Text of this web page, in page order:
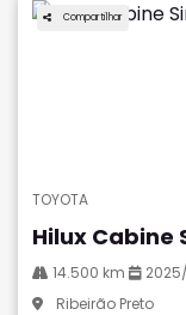
Compartilhar
TOYOTA
Hilux Cabine
14.500 km
Ribeirão Preto